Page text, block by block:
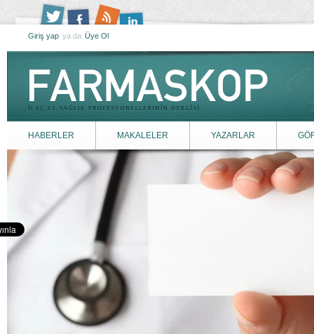
Giriş yap ya da Üye Ol
HABERLER MAKALELER YAZARLAR